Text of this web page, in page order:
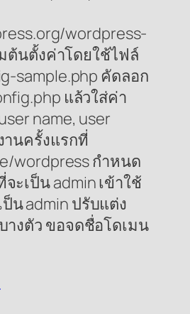
wordpress-
ต้นตั้งค่าโดยใช้ไฟล์
sample.php คัดลอก
แล้วใส่ค่า
name, user
านครั้งแรกที่
wordpress กำหนด
ะเป็น admin เข้าใช้
น admin ปรับแต่ง
างตัว ขอจดชื่อโดเมน